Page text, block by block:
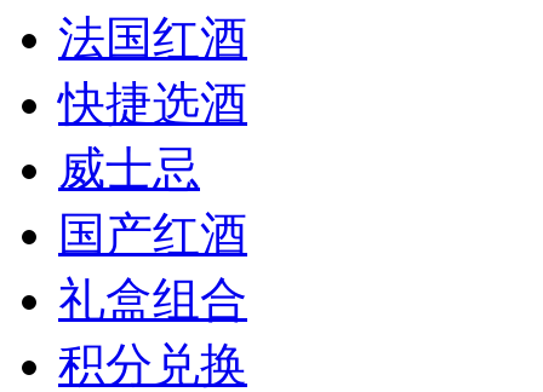
法国红酒
快捷选酒
威士忌
国产红酒
礼盒组合
积分兑换